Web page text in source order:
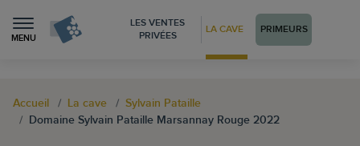
MENU
LES VENTES
PRIVÉES
LA CAVE PRIMEURS
Accueil La cave
Sylvain Pataille
Domaine Sylvain Pataille Marsannay Rouge 2022